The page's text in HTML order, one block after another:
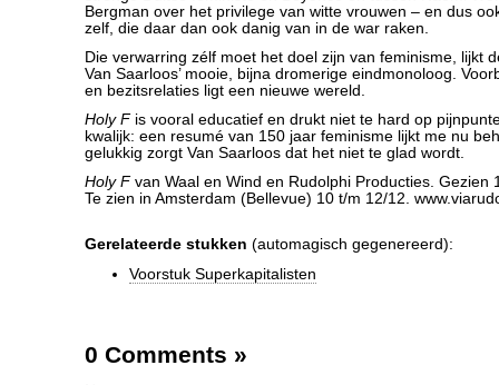
Bergman over het privilege van witte vrouwen – en dus
zelf, die daar dan ook danig van in de war raken.
Die verwarring zélf moet het doel zijn van feminisme, lijkt
Van Saarloos’ mooie, bijna dromerige eindmonoloog.
en bezitsrelaties ligt een nieuwe wereld.
Holy Fis vooral educatief en drukt niet te hard op
kwalijk: een resumé van 150 jaar feminisme lijkt me nu
gelukkig zorgt Van Saarloos dat het niet te glad wordt.
Holy Fvan Waal en Wind en Rudolphi Producties. Gezien
Te zien in Amsterdam (Bellevue) 10 t/m 12/12.
Gerelateerde stukken (automagisch gegenereerd):
Voorstuk Superkapitalisten
0 Comments »